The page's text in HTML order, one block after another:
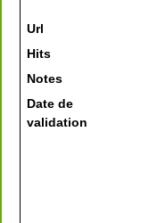
Url
Hits
Notes
Date de
validation